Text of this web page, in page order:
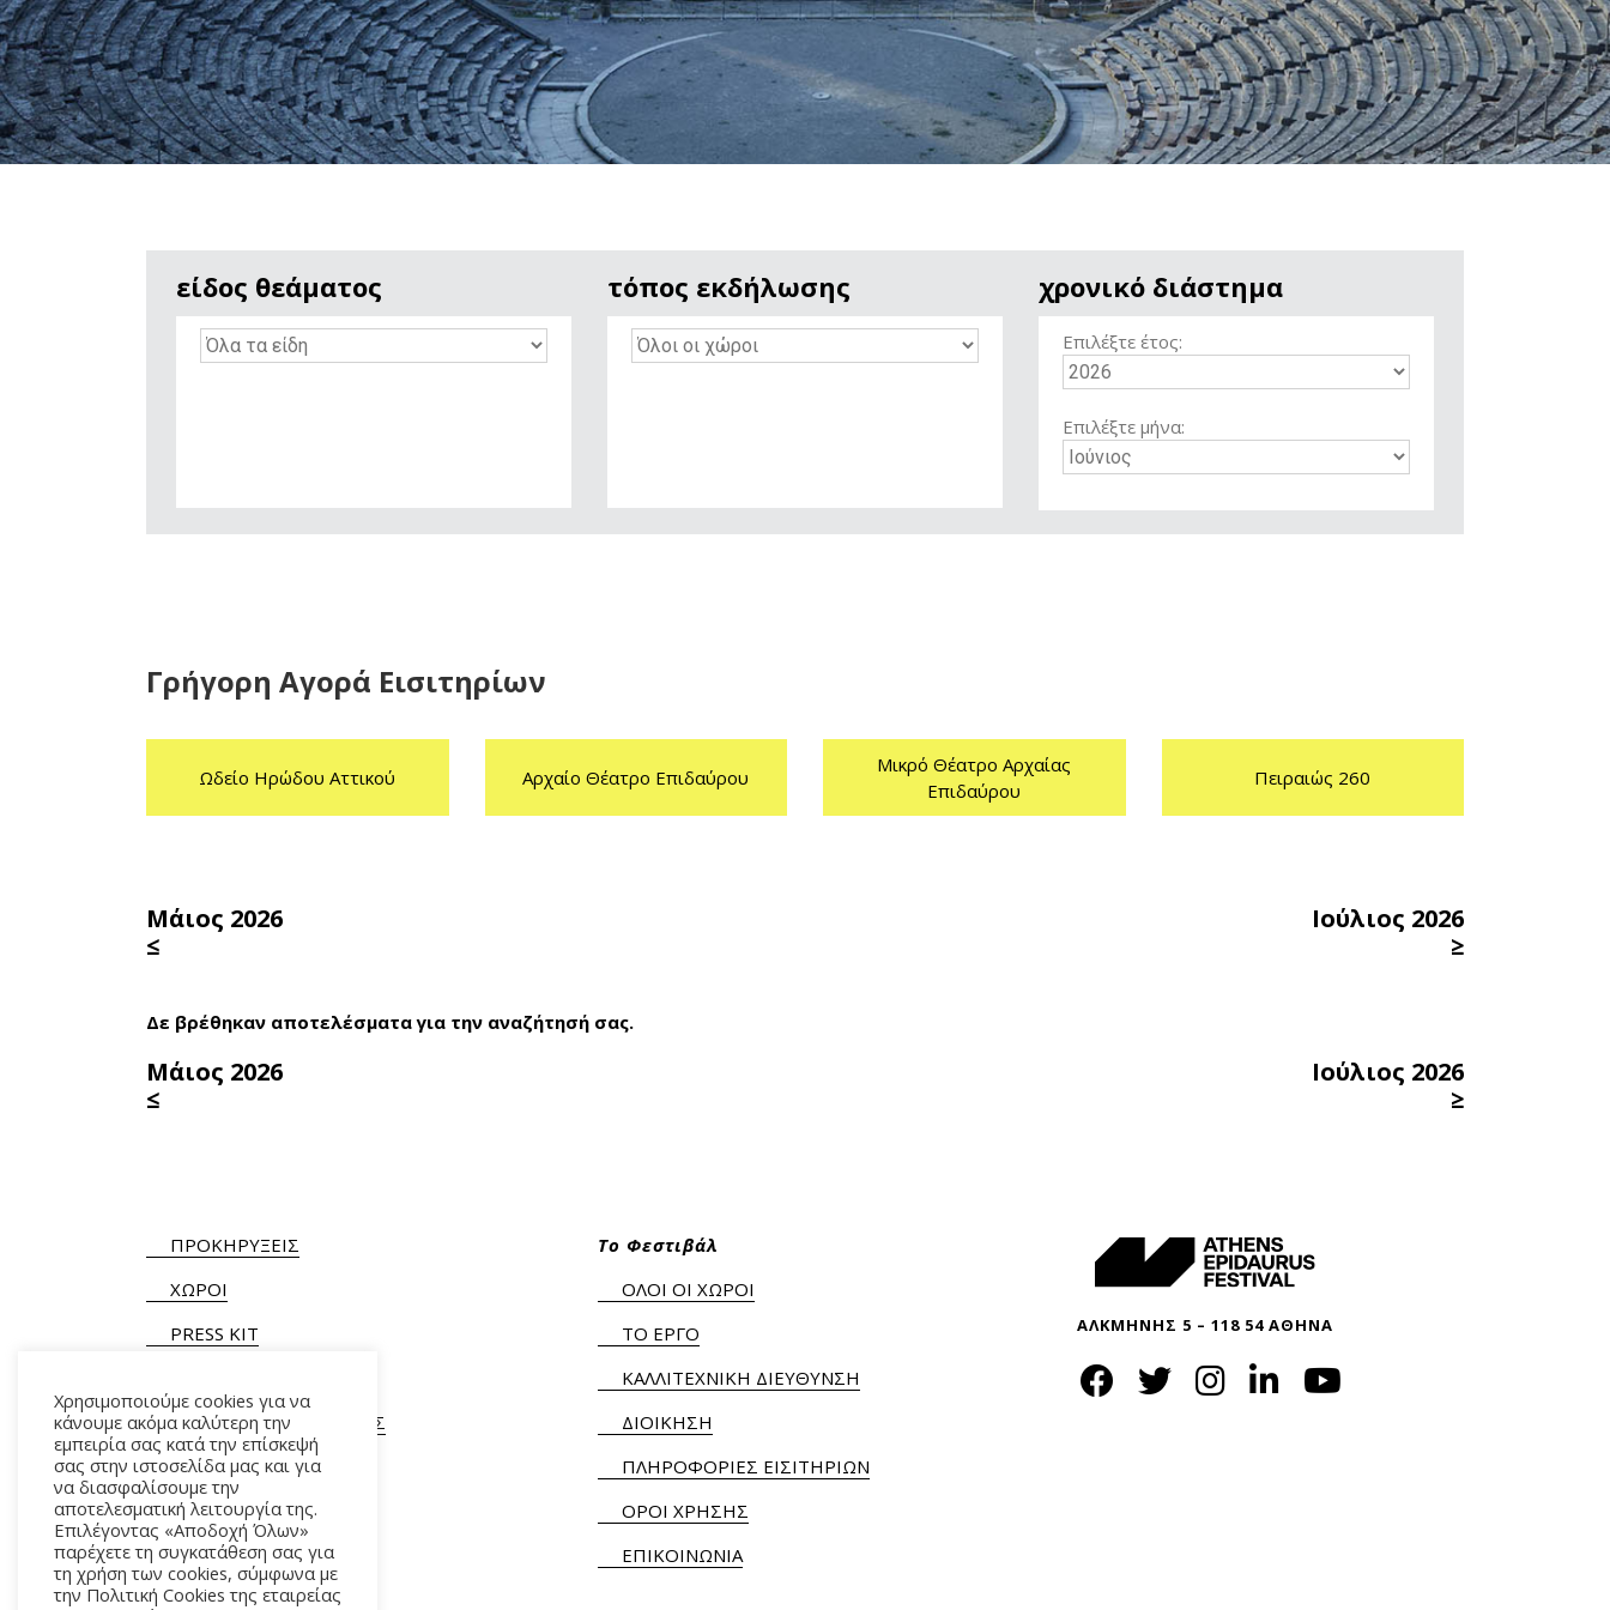
είδος θεάματος τόπος εκδήλωσης χρονικό διάστημα
Επιλέξτε έτος:
Επιλέξτε μήνα:
Γρήγορη Αγορά Εισιτηρίων
Ωδείο Ηρώδου Αττικού Αρχαίο Θέατρο Επιδαύρου
Μικρό Θέατρο Αρχαίας
Επιδαύρου
Πειραιώς 260
Μάιος 2026
≤
Ιούλιος 2026
≥
Δε βρέθηκαν αποτελέσματα για την αναζήτησή σας.
Μάιος 2026
≤
Ιούλιος 2026
≥
ΠΡΟΚΗΡΥΞΕΙΣ
ΧΩΡΟΙ
PRESS KIT
ΓΕΝΙΚΕΣ ΠΛΗΡΟΦΟΡΙΕΣ
Τ. +30 210 9282900/ 901
Το Φεστιβάλ
ΟΛΟΙ ΟΙ ΧΩΡΟΙ
ΤΟ ΕΡΓΟ
ΚΑΛΛΙΤΕΧΝΙΚΗ ΔΙΕΥΘΥΝΣΗ
ΔΙΟΙΚΗΣΗ
ΠΛΗΡΟΦΟΡΙΕΣ ΕΙΣΙΤΗΡΙΩΝ
ΟΡΟΙ ΧΡΗΣΗΣ
ΕΠΙΚΟΙΝΩΝΙΑ
ΑΛΚΜΗΝΗΣ 5 – 118 54 ΑΘΗΝΑ
Χρησιμοποιούμε cookies για να
κάνουμε ακόμα καλύτερη την
εμπειρία σας κατά την επίσκεψή
σας στην ιστοσελίδα μας και για
να διασφαλίσουμε την
αποτελεσματική λειτουργία της.
Επιλέγοντας «Αποδοχή Όλων»
παρέχετε τη συγκατάθεση σας για
τη χρήση των cookies, σύμφωνα με
την Πολιτική Cookies της εταιρείας